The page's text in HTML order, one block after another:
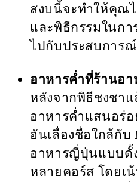
สงบนี้จะทำให้คุณ
และพิธีกรรมในก
ไปกับประสบการ
อาหารค่ำที่ร้านอา
หลังจากพิธีชงชา
อาหารค่ำแสนอร่
อันเลื่องชื่อใกล้กับ
อาหารญี่ปุ่นแบบดั้
หลายคอร์ส โดยเ